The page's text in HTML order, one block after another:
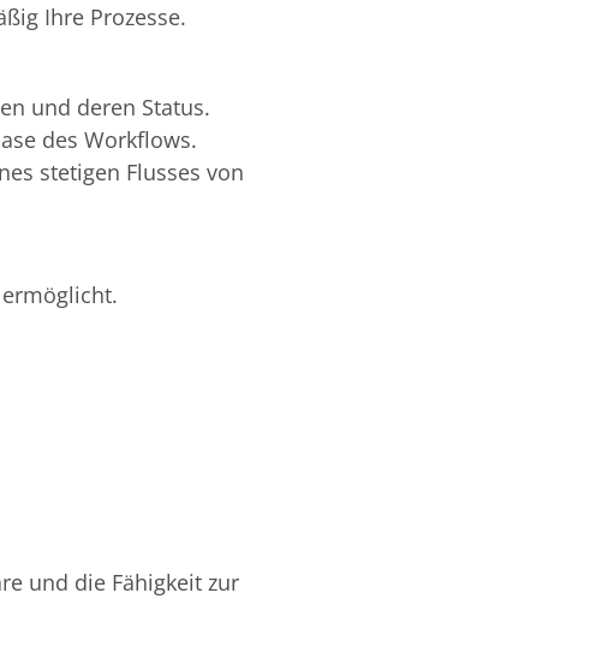
Ihre Prozesse.
und deren Status.
des Workflows.
stetigen Flusses von
und die Fähigkeit zur